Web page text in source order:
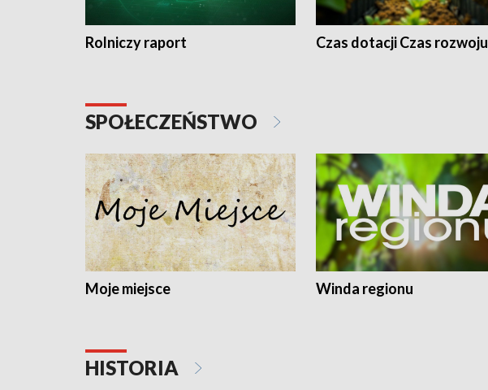
Rolniczy raport Czas dotacji Czas rozwoju
SPOŁECZEŃSTWO
Moje miejsce Winda regionu
HISTORIA